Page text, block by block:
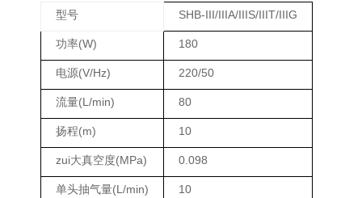
型号 SHB-III/IIIA/IIIS/IIIT/IIIG
功率(W) 180
电源(V/Hz) 220/50
流量(L/min) 80
扬程(m) 10
zui大真空度(MPa) 0.098
单头抽气量(L/min) 10